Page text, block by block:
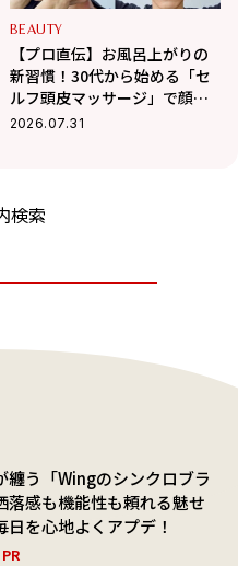
BEAUTY
【プロ直伝】お風呂上がりの
新習慣！30代から始める「セ
ルフ頭皮マッサージ」で顔ま
わりスッキリ、たるみ・抜け
2026.07.31
検索
纏う「Wingのシンクロブラ
落感も機能性も頼れる魅せ
日を心地よくアプデ！
PR